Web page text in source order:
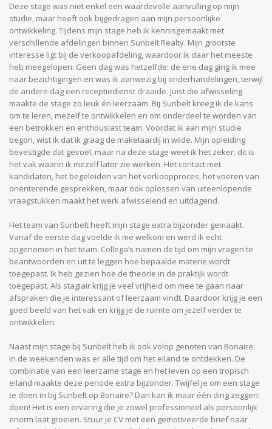
Deze stage was niet enkel een waardevolle aanvulling op mijn
studie, maar heeft ook bijgedragen aan mijn persoonlijke
ontwikkeling. Tijdens mijn stage heb ik kennisgemaakt met
verschillende afdelingen binnen Sunbelt Realty. Mijn grootste
interesse ligt bij de verkoopafdeling, waardoor ik daar het meeste
heb meegelopen. Geen dag was hetzelfde: de ene dag ging ik mee
naar bezichtigingen en was ik aanwezig bij onderhandelingen, terwijl
de andere dag een receptiedienst draaide. Juist die afwisseling
maakte de stage zo leuk én leerzaam. Bij Sunbelt kreeg ik de kans
om te leren, mezelf te ontwikkelen en om onderdeel te worden van
een betrokken en enthousiast team. Voordat ik aan mijn studie
begon, wist ik dat ik graag de makelaardij in wilde. Mijn opleiding
bevestigde dat gevoel, maar na deze stage weet ik het zeker: dit is
het vak waarin ik mezelf later zie werken. Het contact met
kandidaten, het begeleiden van het verkoopproces, het voeren van
oriënterende gesprekken, maar ook oplossen van uiteenlopende
vraagstukken maakt het werk afwisselend en uitdagend.
Het team van Sunbelt heeft mijn stage extra bijzonder gemaakt.
Vanaf de eerste dag voelde ik me welkom en werd ik echt
opgenomen in het team. Collega’s namen de tijd om mijn vragen te
beantwoorden en uit te leggen hoe bepaalde materie wordt
toegepast. Ik heb gezien hoe de theorie in de praktijk wordt
toegepast. Als stagiair krijg je veel vrijheid om mee te gaan naar
afspraken die je interessant of leerzaam vindt. Daardoor krijg je een
goed beeld van het vak en krijg je de ruimte om jezelf verder te
ontwikkelen.
Naast mijn stage bij Sunbelt heb ik ook volop genoten van Bonaire.
In de weekenden was er alle tijd om het eiland te ontdekken. De
combinatie van een leerzame stage en het leven op een tropisch
eiland maakte deze periode extra bijzonder. Twijfel je om een stage
te doen in bij Sunbelt op Bonaire? Dan kan ik maar één ding zeggen:
doen! Het is een ervaring die je zowel professioneel als persoonlijk
enorm laat groeien. Stuur je CV met een gemotiveerde brief naar